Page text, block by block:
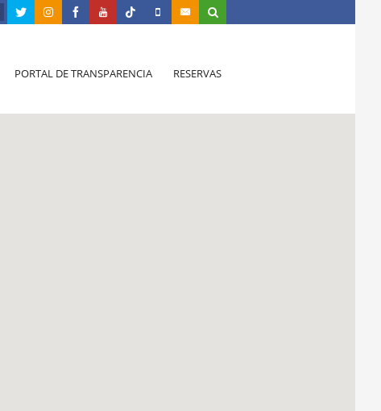
PORTAL DE TRANSPARENCIA RESERVAS